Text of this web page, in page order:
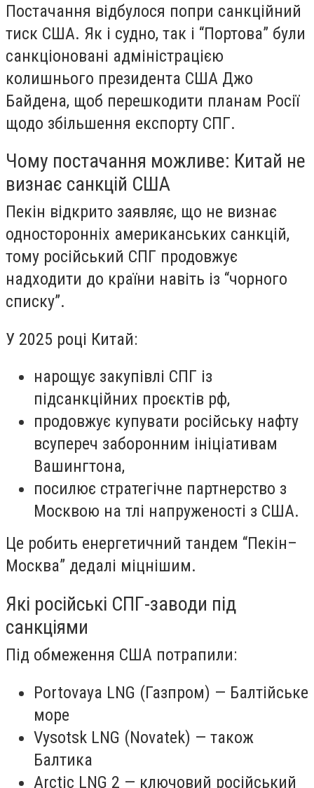
Постачання відбулося попри санкційний
тиск США. Як і судно, так і “Портова” були
санкціоновані адміністрацією
колишнього президента США Джо
Байдена, щоб перешкодити планам Росії
щодо збільшення експорту СПГ.
Чому постачання можливе: Китай не
визнає санкцій США
Пекін відкрито заявляє, що не визнає
односторонніх американських санкцій,
тому російський СПГ продовжує
надходити до країни навіть із “чорного
списку”.
У 2025 році Китай:
нарощує закупівлі СПГ із
підсанкційних проєктів рф,
продовжує купувати російську нафту
всупереч заборонним ініціативам
Вашингтона,
посилює стратегічне партнерство з
Москвою на тлі напруженості з США.
Це робить енергетичний тандем “Пекін–
Москва” дедалі міцнішим.
Які російські СПГ-заводи під
санкціями
Під обмеження США потрапили:
Portovaya LNG (Газпром) — Балтійське
море
Vysotsk LNG (Novatek) — також
Балтика
Arctic LNG 2 — ключовий російський